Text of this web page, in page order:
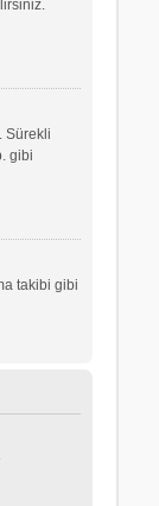
Sürekli
gibi
takibi gibi